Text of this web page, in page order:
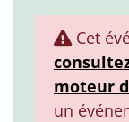
Cet
moteur
un